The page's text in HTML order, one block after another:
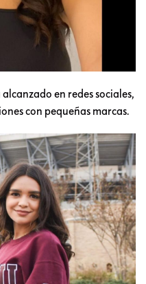
en redes sociales,
con pequeñas marcas.